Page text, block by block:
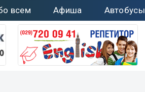
всем Афиша Автобусы